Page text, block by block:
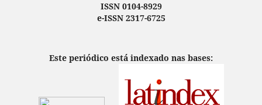
ISSN 0104-8929
e-ISSN 2317-6725
Este periódico está indexado nas bases: